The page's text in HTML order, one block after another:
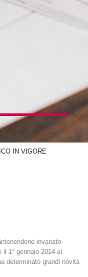
IN VIGORE
invariato
il 1° gennaio 2014 al
determinato grandi novità